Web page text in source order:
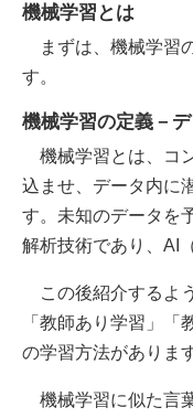
機械学習とは
まずは、機械学習
す。
機械学習の定義－
機械学習とは、コ
込ませ、データ内に
す。未知のデータを
解析技術であり、AI
この後紹介するよ
「教師あり学習」「
の学習方法がありま
機械学習に似た言